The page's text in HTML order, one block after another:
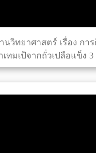
นวิทยาศาสตร์ เรื่อง กา
เทมเป้จากถั่วเปลือแข็ง